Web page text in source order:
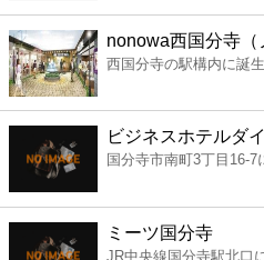
レジャー
書店
ファミレス
ファーストフード
nonowa西国分寺（
西国分寺の駅構内に誕
ビジネスホテルダ
国分寺市南町3丁目16-7
ミーツ国分寺
JR中央線国分寺駅北口